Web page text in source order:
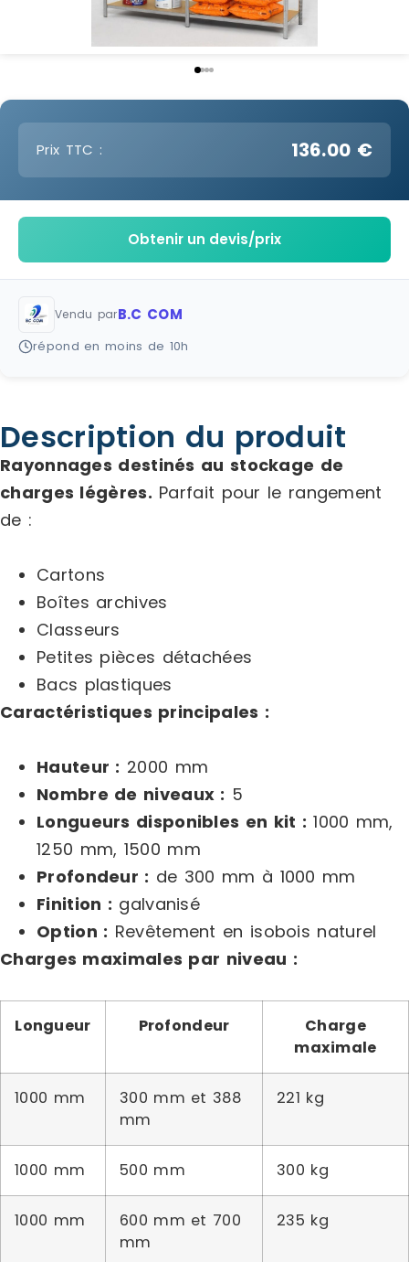
Prix TTC : 136.00 €
Obtenir un devis/prix
Vendu parB.C COM
répond en moins de 10h
Description du produit
Rayonnages destinés au stockage de
charges légères. Parfait pour le rangement
de :
Cartons
Boîtes archives
Classeurs
Petites pièces détachées
Bacs plastiques
Caractéristiques principales :
Hauteur : 2000 mm
Nombre de niveaux : 5
Longueurs disponibles en kit : 1000 mm,
1250 mm, 1500 mm
Profondeur : de 300 mm à 1000 mm
Finition : galvanisé
Option : Revêtement en isobois naturel
Charges maximales par niveau :
Longueur Profondeur
Charge
maximale
1000 mm
300 mm et 388
mm
221 kg
1000 mm 500 mm 300 kg
1000 mm
600 mm et 700
mm
235 kg